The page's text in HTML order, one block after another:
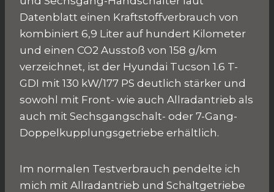
Datenblatt einen Kraftstoffverbrauch von
kombiniert 6,9 Liter auf hundert Kilometer
und einen CO2 Ausstoß von 158 g/km
verzeichnet, ist der Hyundai Tucson 1.6 T-
GDI mit 130 kW/177 PS deutlich stärker und
sowohl mit Front- wie auch Allradantrieb als
auch mit Sechsgangschalt- oder 7-Gang-
Doppelkupplungsgetriebe erhältlich.
Im normalen Testverbrauch pendelte ich
mich mit Allradantrieb und Schaltgetriebe